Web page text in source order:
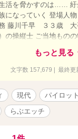
活を脅かすのは…… 紆
になっていく 登場
藤川千早 ３３歳 大
の操縦士 ご当地もの
物語はフィクションで
いる便も実際には就航
結日 2025/06/29 完
た。 作品の無断転載は
もっと見る
文字数 157,679 | 最終
現代 パイロット
らぶエッチ